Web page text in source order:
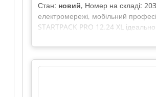
Стан: новий, Номер на складі:
електромережі, мобільний
STARTPACK PRO 12.24 XL ідеально
з акумуляторними батареями на